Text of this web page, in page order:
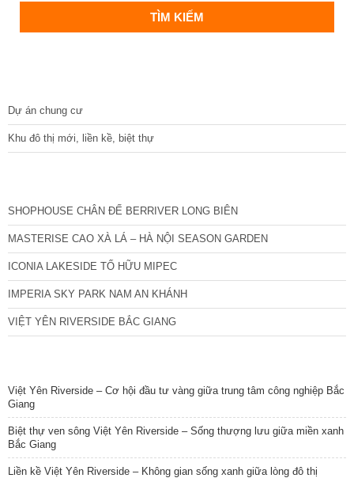
Dự án chung cư
Khu đô thị mới, liền kề, biệt thự
SHOPHOUSE CHÂN ĐẾ BERRIVER LONG BIÊN
MASTERISE CAO XÀ LÁ – HÀ NỘI SEASON GARDEN
ICONIA LAKESIDE TỐ HỮU MIPEC
IMPERIA SKY PARK NAM AN KHÁNH
VIỆT YÊN RIVERSIDE BẮC GIANG
Việt Yên Riverside – Cơ hội đầu tư vàng giữa trung tâm công nghiệp Bắc
Giang
Biệt thự ven sông Việt Yên Riverside – Sống thượng lưu giữa miền xanh
Bắc Giang
Liền kề Việt Yên Riverside – Không gian sống xanh giữa lòng đô thị